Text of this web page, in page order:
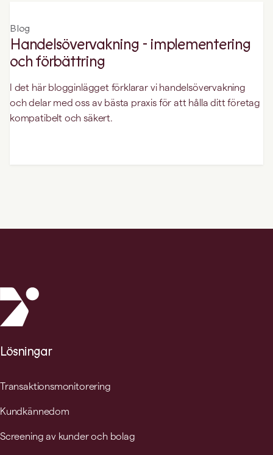
Blog
Handelsövervakning - implementering
och förbättring
I det här blogginlägget förklarar vi handelsövervakning
och delar med oss av bästa praxis för att hålla ditt företag
kompatibelt och säkert.
Lösningar
Transaktionsmonitorering
Kundkännedom
Screening av kunder och bolag